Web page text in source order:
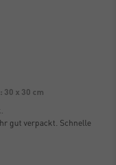
30 x 30 cm
gut verpackt. Schnelle